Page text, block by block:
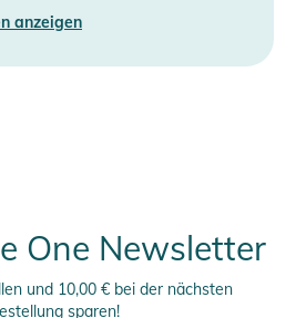
anzeigen
One Newsletter
und 10,00 € bei der nächsten
sparen!